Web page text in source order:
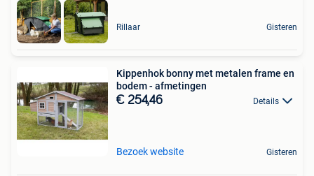
Rillaar Gisteren
Kippenhok bonny met metalen frame en
bodem - afmetingen
€ 254,46 Details
Bezoek website Gisteren